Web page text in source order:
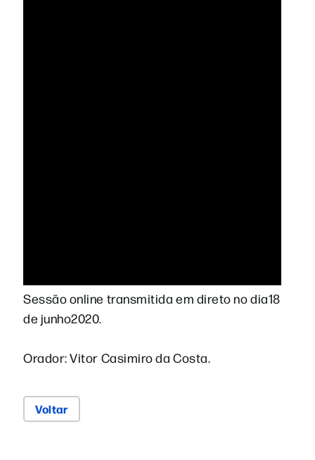
Sessão online transmitida em direto no dia18
de junho2020.
Orador: Vitor Casimiro da Costa.
Voltar